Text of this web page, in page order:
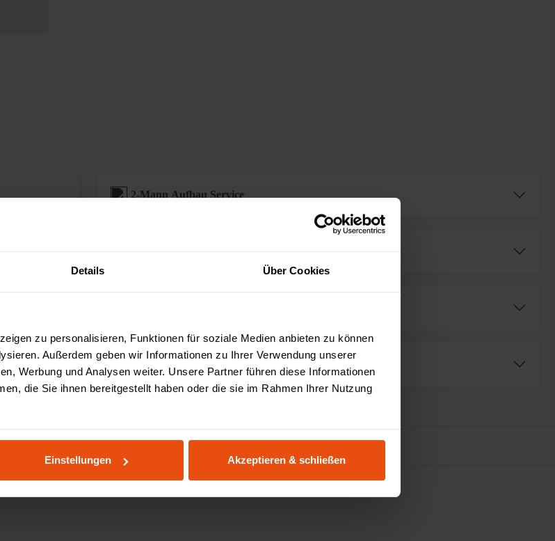
Details Über Cookies
zu personalisieren, Funktionen für soziale Medien anbieten zu können
Außerdem geben wir Informationen zu Ihrer Verwendung unserer
Werbung und Analysen weiter. Unsere Partner führen diese Informationen
die Sie ihnen bereitgestellt haben oder die sie im Rahmen Ihrer Nutzung
Einstellungen Akzeptieren & schließen
2-Mann Aufbau Service
Sonderanfertigungen
Bewertungen